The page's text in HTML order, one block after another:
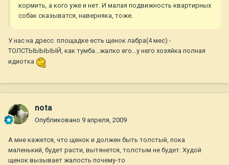
кормить, а кого уже и нет. И малая подвижность квартирных
собак сказыватся, наверняка, тоже.
У нас на дресс. площадке есть щенок лабра(4 мес) -
ТОЛСТЫЫЫЫЫЙ, как тумба...жалко его...у него хозяйка полная
идиотка
nota
Опубликовано 9 апреля, 2009
А мне кажется, что щенок и должен быть толстый, пока
маленький, будет расти, вытянется, толстым не будет. Худой
щенок вызывает жалость почему-то